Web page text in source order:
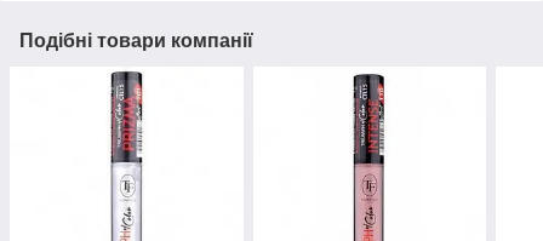
Подібні товари компанії